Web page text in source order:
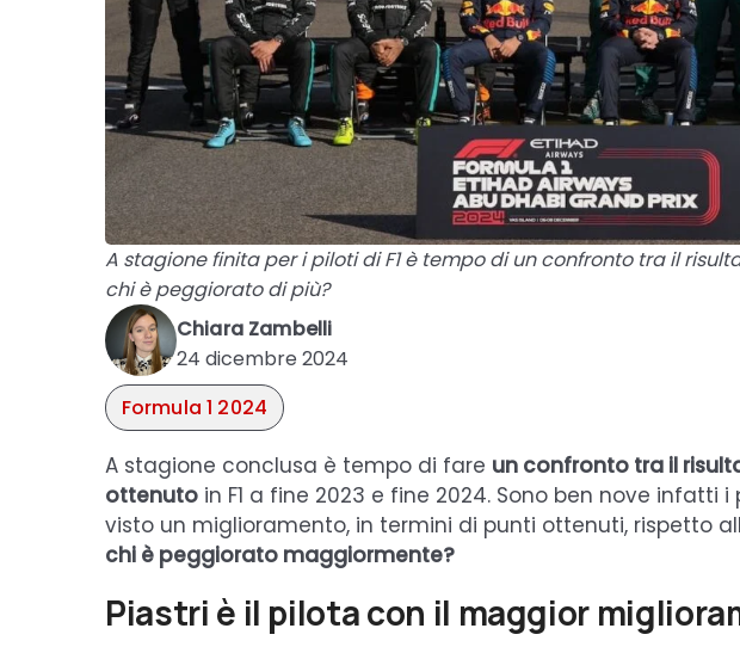
A stagione finita per i piloti di F1 è tempo di un confronto tra il
chi è peggiorato di più?
Chiara Zambelli
24 dicembre 2024
Formula 1 2024
A stagione conclusa è tempo di fare un confronto tra il
ottenuto in F1 a fine 2023 e fine 2024. Sono ben nove infatti
visto un miglioramento, in termini di punti ottenuti, rispetto
chi è peggiorato maggiormente?
Piastri è il pilota con il maggior